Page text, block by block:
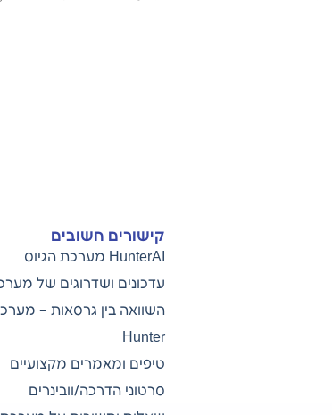
קישורים חשובים
HunterAI מערכת הגיוס
עדכונים ושדרוגים של
השוואה בין גרסאות –
Hunter
טיפים ומאמרים מקצועיים
סרטוני הדרכה/וובינרים